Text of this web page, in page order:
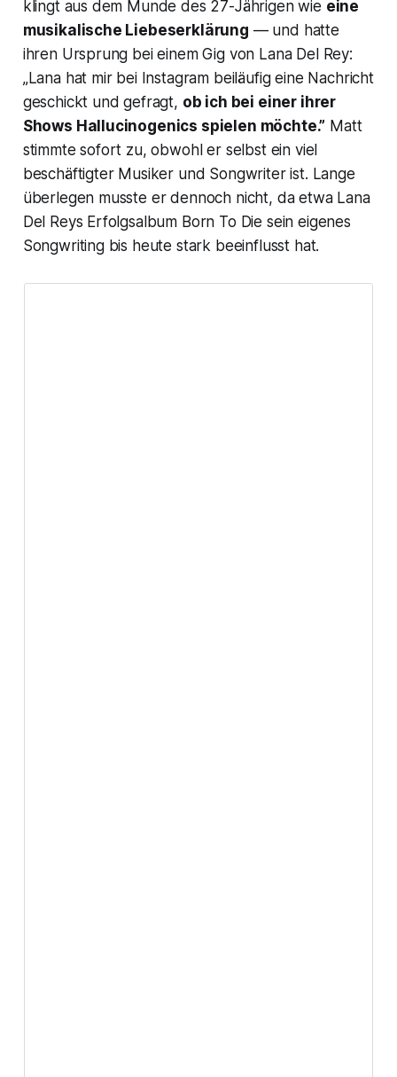
klingt aus dem Munde des 27-Jährigen wie eine
musikalische Liebeserklärung — und hatte
ihren Ursprung bei einem Gig von Lana Del Rey:
„Lana hat mir bei Instagram beiläufig eine Nachricht
geschickt und gefragt, ob ich bei einer ihrer
Shows Hallucinogenics spielen möchte.” Matt
stimmte sofort zu, obwohl er selbst ein viel
beschäftigter Musiker und Songwriter ist. Lange
überlegen musste er dennoch nicht, da etwa Lana
Del Reys Erfolgsalbum Born To Die sein eigenes
Songwriting bis heute stark beeinflusst hat.